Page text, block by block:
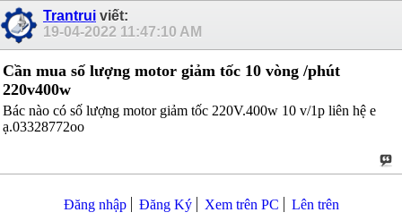
Trantrui viết:
19-04-2022 11:47:10 AM
Cần mua số lượng motor giảm tốc 10 vòng /phút
220v400w
Bác nào có số lượng motor giảm tốc 220V.400w 10 v/1p liên hệ e
ạ.03328772oo
Đăng nhập Đăng Ký Xem trên PC Lên trên